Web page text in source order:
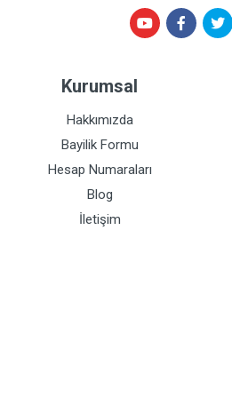
Kurumsal
Hakkımızda
Bayilik Formu
Hesap Numaraları
Blog
İletişim